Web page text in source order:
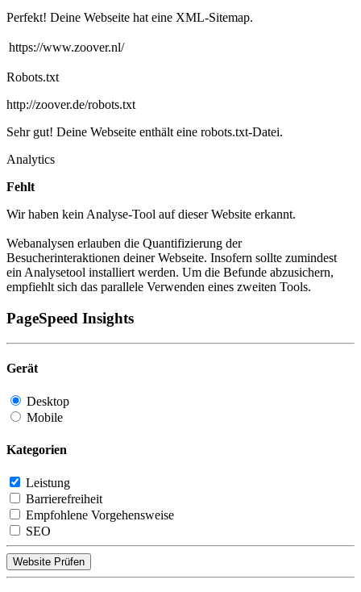
Perfekt! Deine Webseite hat eine XML-Sitemap.
https://www.zoover.nl/
Robots.txt
http://zoover.de/robots.txt
Sehr gut! Deine Webseite enthält eine robots.txt-Datei.
Analytics
Fehlt
Wir haben kein Analyse-Tool auf dieser Website erkannt.
Webanalysen erlauben die Quantifizierung der
Besucherinteraktionen deiner Webseite. Insofern sollte zumindest
ein Analysetool installiert werden. Um die Befunde abzusichern,
empfiehlt sich das parallele Verwenden eines zweiten Tools.
PageSpeed Insights
Gerät
Desktop
Mobile
Kategorien
Leistung
Barrierefreiheit
Empfohlene Vorgehensweise
SEO
Website Prüfen